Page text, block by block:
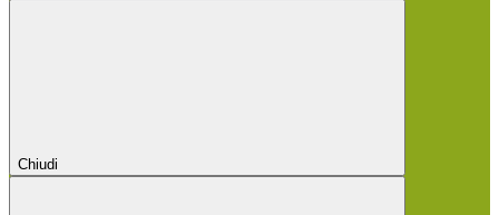
Chiudi